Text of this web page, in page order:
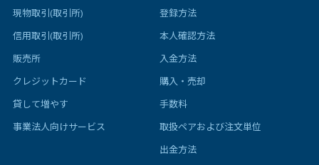
現物取引(取引所)
信用取引(取引所)
販売所
クレジットカード
貸して増やす
事業法人向けサービス
登録方法
本人確認方法
入金方法
購入・売却
手数料
取扱ペアおよび注文単位
出金方法